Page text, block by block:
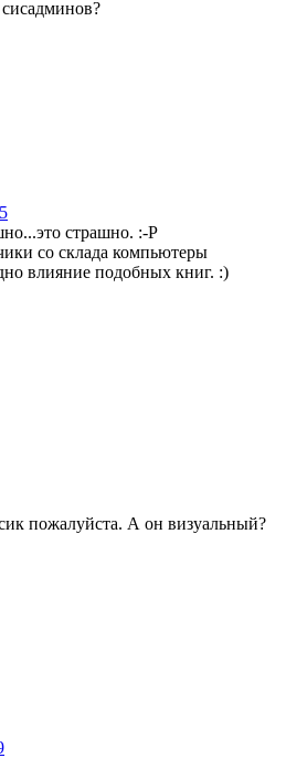
страшно. :-Р
со склада компьютеры
влияние подобных книг. :)
пожалуйста. А он визуальный?